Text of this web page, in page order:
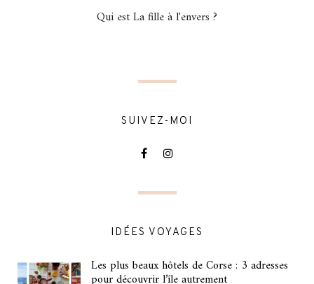
Qui est La fille à l'envers ?
SUIVEZ-MOI
IDÉES VOYAGES
Les plus beaux hôtels de Corse : 3 adresses
pour découvrir l’île autrement